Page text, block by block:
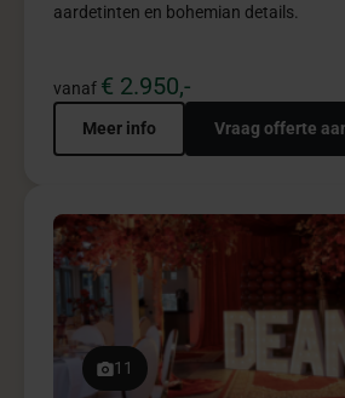
aardetinten en bohemian details.
vanaf € 2.950,-
Meer info Vraag offerte
11